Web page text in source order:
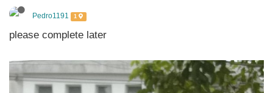
Pedro1191 1
please complete later